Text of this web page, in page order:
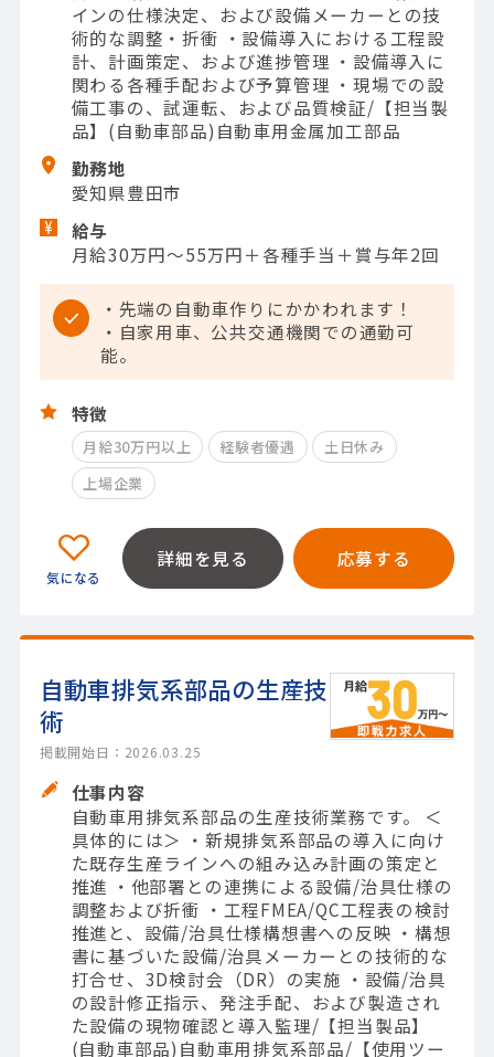
インの仕様決定、および設備メーカーとの技
術的な調整・折衝 ・設備導入における工程設
計、計画策定、および進捗管理 ・設備導入に
関わる各種手配および予算管理 ・現場での設
備工事の、試運転、および品質検証/【担当製
品】(自動車部品)自動車用金属加工部品
勤務地
愛知県豊田市
給与
月給30万円～55万円＋各種手当＋賞与年2回
・先端の自動車作りにかかわれます！
・自家用車、公共交通機関での通勤可
能。
特徴
月給30万円以上 経験者優遇
土日休み
上場企業
詳細を見る 応募する
自動車排気系部品の生産技
術
掲載開始日：2026.03.25
仕事内容
自動車用排気系部品の生産技術業務です。 ＜
具体的には＞ ・新規排気系部品の導入に向け
た既存生産ラインへの組み込み計画の策定と
推進 ・他部署との連携による設備/治具仕様の
調整および折衝 ・工程FMEA/QC工程表の検討
推進と、設備/治具仕様構想書への反映 ・構想
書に基づいた設備/治具メーカーとの技術的な
打合せ、3D検討会（DR）の実施 ・設備/治具
の設計修正指示、発注手配、および製造され
た設備の現物確認と導入監理/【担当製品】
(自動車部品)自動車用排気系部品/【使用ツー